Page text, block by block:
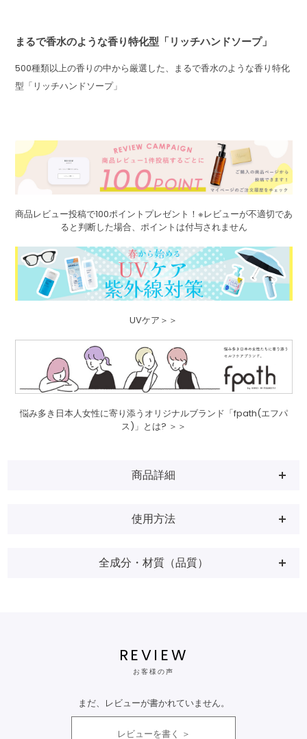
まるで香水のような香り特化型「リッチハンドソープ」
500種類以上の香りの中から厳選した、まるで香水のような香り特化
型「リッチハンドソープ」
商品レビュー投稿で100ポイントプレゼント！※レビューが不適切であ
ると判断した場合、ポイントは付与されません
UVケア＞＞
悩み多き日本人女性に寄り添うオリジナルブランド「fpath(エフパ
ス)」とは? ＞＞
商品詳細
使用方法
全成分・材質（品質）
REVIEW
お客様の声
まだ、レビューが書かれていません。
レビューを書く